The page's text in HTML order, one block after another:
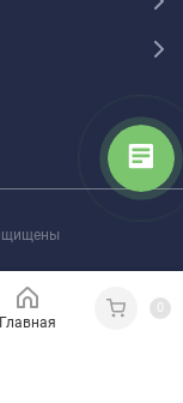
Главная Кабинет
0